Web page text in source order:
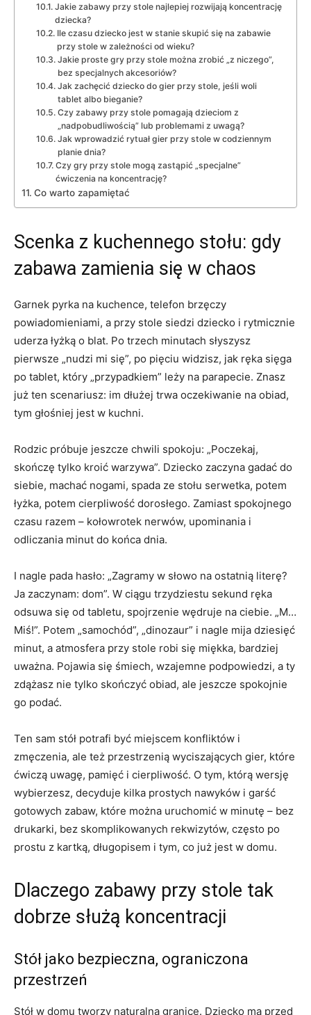
Jakie zabawy przy stole najlepiej rozwijają koncentrację
dziecka?
Ile czasu dziecko jest w stanie skupić się na zabawie
przy stole w zależności od wieku?
Jakie proste gry przy stole można zrobić „z niczego”,
bez specjalnych akcesoriów?
Jak zachęcić dziecko do gier przy stole, jeśli woli
tablet albo bieganie?
Czy zabawy przy stole pomagają dzieciom z
„nadpobudliwością” lub problemami z uwagą?
Jak wprowadzić rytuał gier przy stole w codziennym
planie dnia?
Czy gry przy stole mogą zastąpić „specjalne”
ćwiczenia na koncentrację?
Co warto zapamiętać
Scenka z kuchennego stołu: gdy
zabawa zamienia się w chaos
Garnek pyrka na kuchence, telefon brzęczy
powiadomieniami, a przy stole siedzi dziecko i rytmicznie
uderza łyżką o blat. Po trzech minutach słyszysz
pierwsze „nudzi mi się”, po pięciu widzisz, jak ręka sięga
po tablet, który „przypadkiem” leży na parapecie. Znasz
już ten scenariusz: im dłużej trwa oczekiwanie na obiad,
tym głośniej jest w kuchni.
Rodzic próbuje jeszcze chwili spokoju: „Poczekaj,
skończę tylko kroić warzywa”. Dziecko zaczyna gadać do
siebie, machać nogami, spada ze stołu serwetka, potem
łyżka, potem cierpliwość dorosłego. Zamiast spokojnego
czasu razem – kołowrotek nerwów, upominania i
odliczania minut do końca dnia.
I nagle pada hasło: „Zagramy w słowo na ostatnią literę?
Ja zaczynam: dom”. W ciągu trzydziestu sekund ręka
odsuwa się od tabletu, spojrzenie wędruje na ciebie. „M…
Miś!”. Potem „samochód”, „dinozaur” i nagle mija dziesięć
minut, a atmosfera przy stole robi się miękka, bardziej
uważna. Pojawia się śmiech, wzajemne podpowiedzi, a ty
zdążasz nie tylko skończyć obiad, ale jeszcze spokojnie
go podać.
Ten sam stół potrafi być miejscem konfliktów i
zmęczenia, ale też przestrzenią wyciszających gier, które
ćwiczą uwagę, pamięć i cierpliwość. O tym, którą wersję
wybierzesz, decyduje kilka prostych nawyków i garść
gotowych zabaw, które można uruchomić w minutę – bez
drukarki, bez skomplikowanych rekwizytów, często po
prostu z kartką, długopisem i tym, co już jest w domu.
Dlaczego zabawy przy stole tak
dobrze służą koncentracji
Stół jako bezpieczna, ograniczona
przestrzeń
Stół w domu tworzy naturalną granicę. Dziecko ma przed